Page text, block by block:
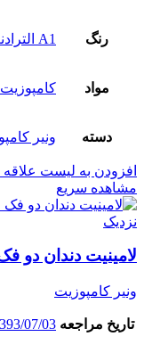
رنگ A1 الترادنت
مواد
دسته ونیر
افزودن به لیست علاقه
مشاهده سریع
نزدیک
لامینیت دندان دو فک
ونیر کامپوزیت
تاریخ مراجعه 07/03